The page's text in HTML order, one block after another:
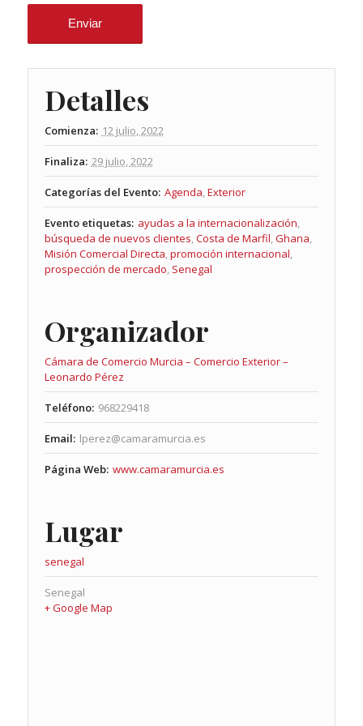
Detalles
Comienza: 12 julio, 2022
Finaliza: 29 julio, 2022
Categorías del Evento: Agenda,Exterior
Evento etiquetas: ayudas a la internacionalización,
búsqueda de nuevos clientes,Costa de Marfil,Ghana,
Misión Comercial Directa,promoción internacional,
prospección de mercado, Senegal
Organizador
Cámara de Comercio Murcia – Comercio Exterior –
Leonardo Pérez
Teléfono: 968229418
Email: lperez@camaramurcia.es
Página Web: www.camaramurcia.es
Lugar
senegal
Senegal
+ Google Map